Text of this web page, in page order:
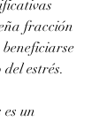
fracción
estrés.
un